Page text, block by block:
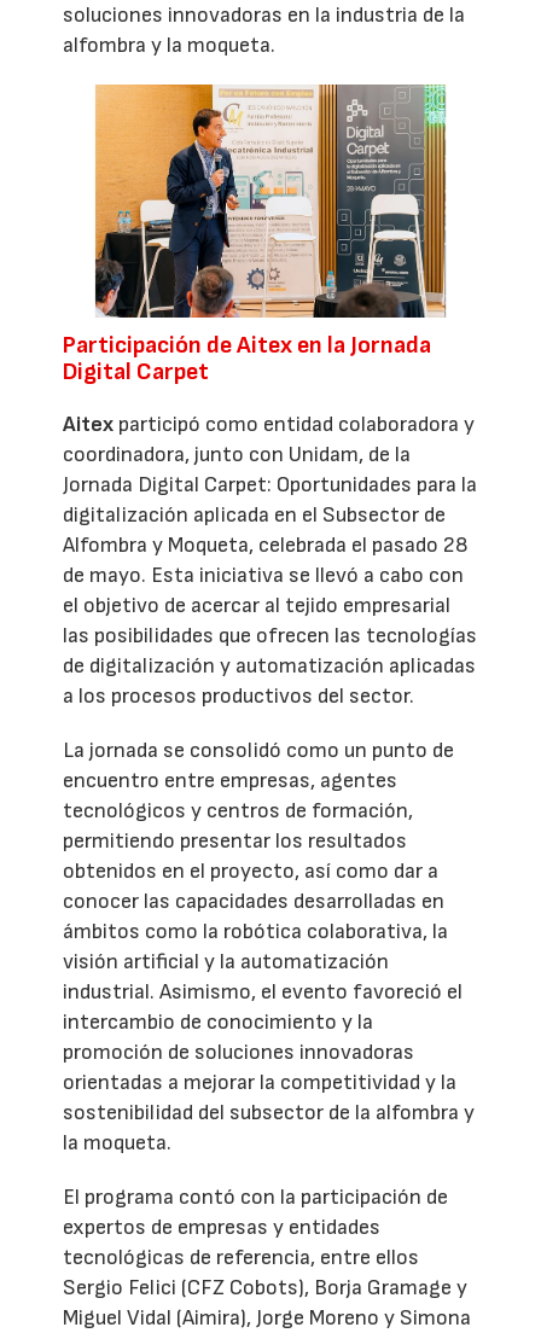
soluciones innovadoras en la industria de la
alfombra y la moqueta.
Participación de Aitex en la Jornada
Digital Carpet
Aitex participó como entidad colaboradora y
coordinadora, junto con Unidam, de la
Jornada Digital Carpet: Oportunidades para la
digitalización aplicada en el Subsector de
Alfombra y Moqueta, celebrada el pasado 28
de mayo. Esta iniciativa se llevó a cabo con
el objetivo de acercar al tejido empresarial
las posibilidades que ofrecen las tecnologías
de digitalización y automatización aplicadas
a los procesos productivos del sector.
La jornada se consolidó como un punto de
encuentro entre empresas, agentes
tecnológicos y centros de formación,
permitiendo presentar los resultados
obtenidos en el proyecto, así como dar a
conocer las capacidades desarrolladas en
ámbitos como la robótica colaborativa, la
visión artificial y la automatización
industrial. Asimismo, el evento favoreció el
intercambio de conocimiento y la
promoción de soluciones innovadoras
orientadas a mejorar la competitividad y la
sostenibilidad del subsector de la alfombra y
la moqueta.
El programa contó con la participación de
expertos de empresas y entidades
tecnológicas de referencia, entre ellos
Sergio Felici (CFZ Cobots), Borja Gramage y
Miguel Vidal (Aimira), Jorge Moreno y Simona